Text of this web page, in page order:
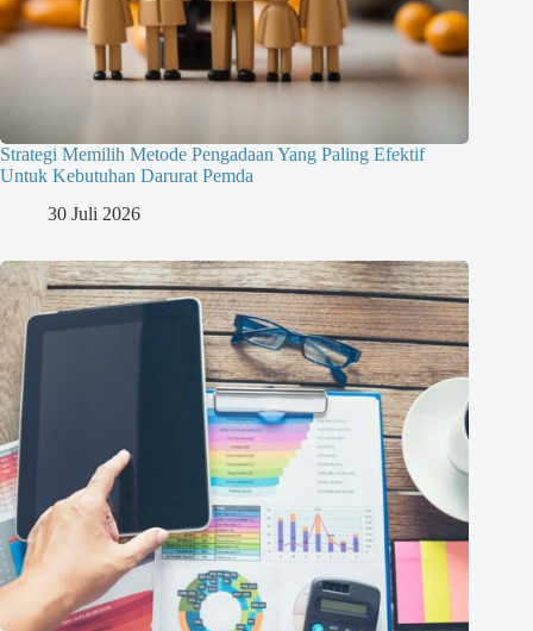
Strategi Memilih Metode Pengadaan Yang Paling Efektif
Untuk Kebutuhan Darurat Pemda
30 Juli 2026